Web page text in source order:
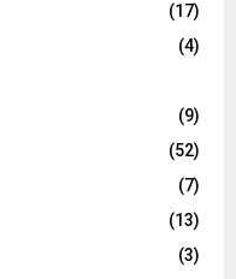
(17)
(4)
(9)
(52)
(7)
(13)
(3)